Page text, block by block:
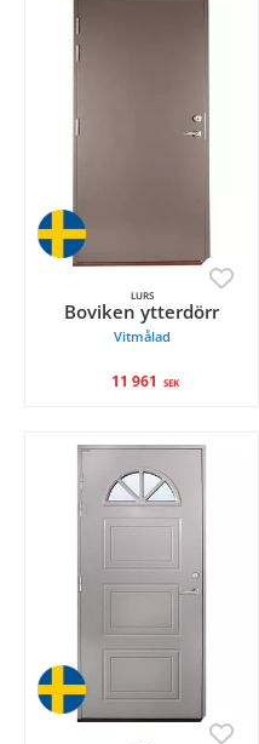
LURS
Boviken ytterdörr
Vitmålad
11 961 SEK